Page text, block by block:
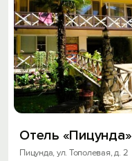
Отель «Пицунда»
Пицунда, ул. Тополевая, д. 2